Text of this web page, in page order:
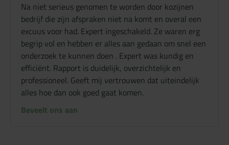
Na niet serieus genomen te worden door kozijnen
bedrijf die zijn afspraken niet na komt en overal een
excuus voor had. Expert ingeschakeld. Ze waren erg
begrip vol en hebben er alles aan gedaan om snel een
onderzoek te kunnen doen . Expert was kundig en
efficiënt. Rapport is duidelijk, overzichtelijk en
professioneel. Geeft mij vertrouwen dat uiteindelijk
alles hoe dan ook goed gaat komen.
Beveelt ons aan